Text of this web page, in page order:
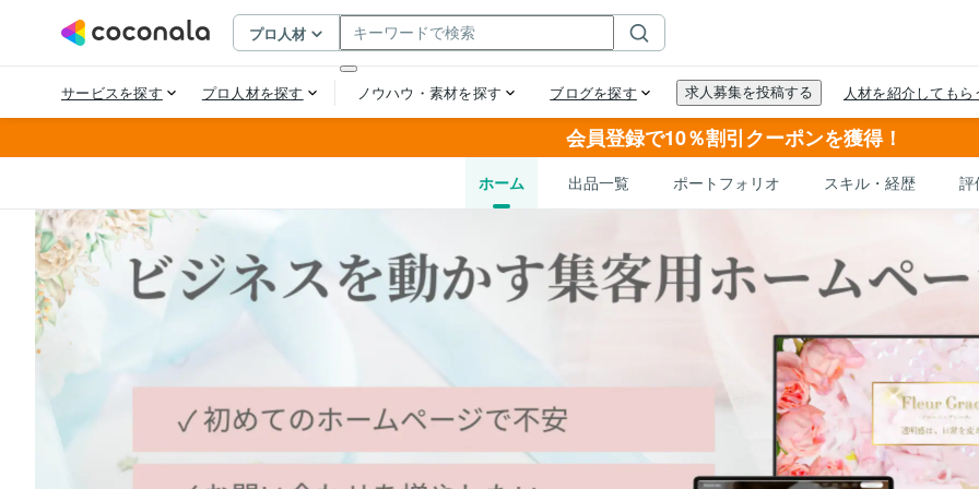
会員登録で10％割引クーポンを獲得！
ホーム 出品一覧 ポートフォリオ スキル・経歴 評